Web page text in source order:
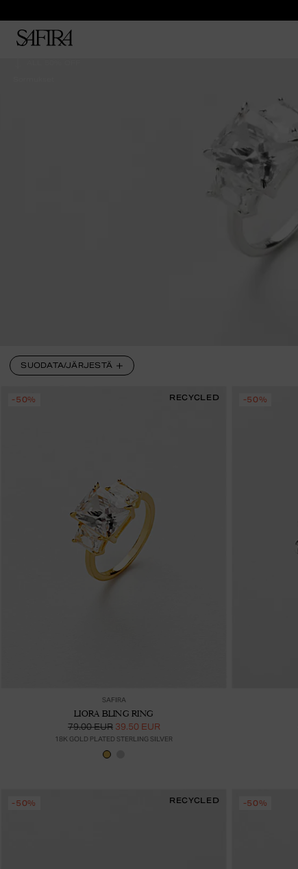
SUODATA/JÄRJESTÄ
-50% RECYCLED
SAFIRA
LIORA BLING RING
79.00 EUR 39.50 EUR
18K GOLD PLATED STERLING SILVER
-50%
-50% RECYCLED -50%